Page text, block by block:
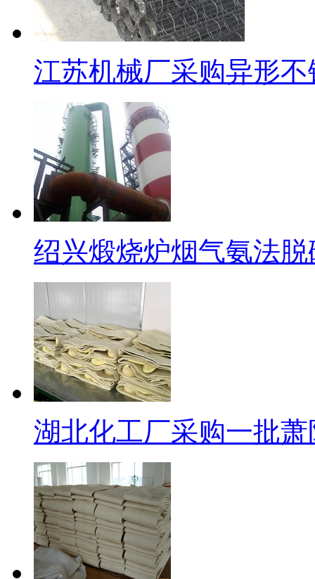
江苏机械厂采购异形
绍兴煅烧炉烟气氨法脱
湖北化工厂采购一批